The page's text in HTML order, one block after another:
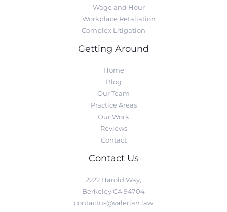
Wage and Hour
Workplace Retaliation
Complex Litigation
Getting Around
Home
Blog
Our Team
Practice Areas
Our Work
Reviews
Contact
Contact Us
2222 Harold Way,
Berkeley CA 94704
contactus@valerian.law